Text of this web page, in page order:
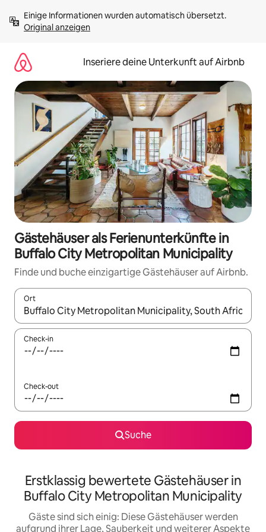
Inhalten
springenOriginal anzeigen
Inseriere deine Unterkunft auf Airbnb
Gästehäuser als Ferienunterkünfte in
Buffalo City Metropolitan Municipality
Finde und buche einzigartige Gästehäuser auf Airbnb.
Ort
Wenn Ergebnisse verfügbar sind, navigiere mit den
Check-in
Check-out
Suche
Erstklassig bewertete Gästehäuser in
Buffalo City Metropolitan Municipality
Gäste sind sich einig: Diese Gästehäuser werden
aufgrund ihrer Lage, Sauberkeit und weiterer Aspekte